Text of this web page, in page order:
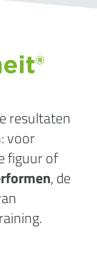
resultaten
voor
figuur of
, de